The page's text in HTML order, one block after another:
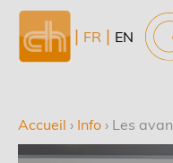
Aller
contenu
NL FR EN
Fil
Accueil › Info › Les